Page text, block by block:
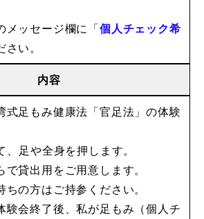
ッセージ欄に「個人チェック希
い。
内容
式足もみ健康法「官足法」の体験
足や全身を押します。
貸出用をご用意します。
の方はご持参ください。
験会終了後、私が足もみ（個人チ